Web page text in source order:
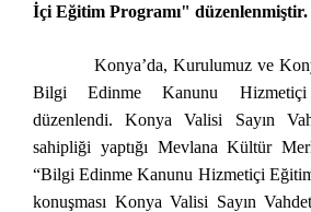
İçi Eğitim Programı" düzenlenmiştir.
Konya’da, Kurulumuz ve
Bilgi Edinme Kanunu Hizmetiçi
düzenlendi. Konya Valisi Sayın
sahipliği yaptığı Mevlana Kültür
“Bilgi Edinme Kanunu Hizmetiçi Eğitim
konuşması Konya Valisi Sayın